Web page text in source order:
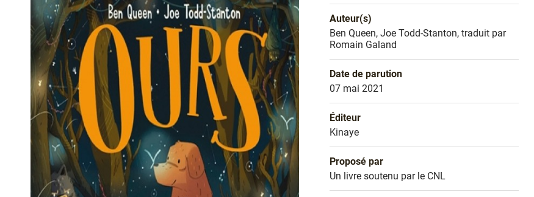
Auteur(s)
Nom de l'auteur
Ben Queen, Joe Todd-Stanton, traduit par
Romain Galand
Date de parution
Date de parution
07 mai 2021
Éditeur
Éditeur
Kinaye
Proposé par
Sélection
Un livre soutenu par le CNL